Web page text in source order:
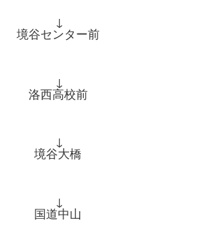
↓
境谷センター前
↓
洛西高校前
↓
境谷大橋
↓
国道中山